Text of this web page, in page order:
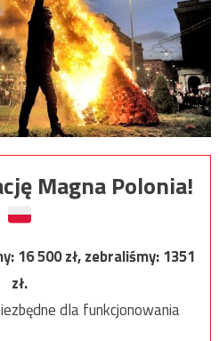
Magna Polonia!
16 500zł, zebraliśmy:1351
zł.
dla funkcjonowania